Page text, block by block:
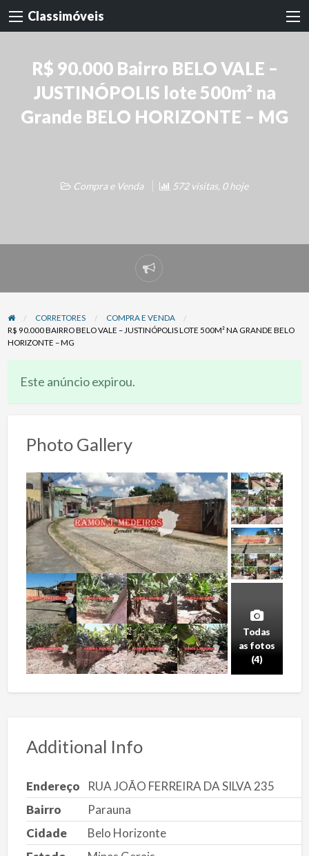
Classimóveis
R$ 90.000 Bairro BELO VALE –
JUSTINÓPOLIS lote 500m² na
Grande BELO HORIZONTE – MG
Compra e Venda 572 visitas, 0 hoje
Denunciar
problema
CORRETORES
COMPRA E VENDA
R$ 90.000 BAIRRO BELO VALE – JUSTINÓPOLIS LOTE 500M² NA GRANDE BELO
HORIZONTE – MG
Este anúncio expirou.
Photo Gallery
Todas
as fotos
(4)
Additional Info
Endereço
RUA JOÃO FERREIRA DA SILVA 235
Bairro
Parauna
Cidade
Belo Horizonte